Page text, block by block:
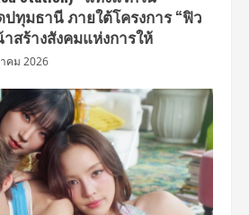
ทุมธานี ภายใต้โครงการ “ฟิว
าสร้างสังคมแห่งการให้
คม 2026